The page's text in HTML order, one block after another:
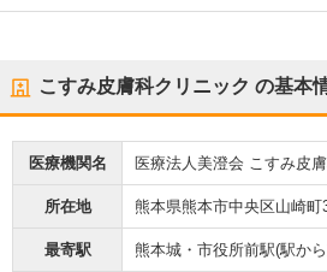
こすみ皮膚科クリニック の基本
医療機関名 医療法人美澄会 こすみ皮
所在地 熊本県熊本市中央区山崎町
最寄駅 熊本城・市役所前駅(駅から